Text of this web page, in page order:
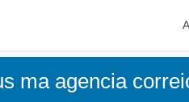
ma agencia